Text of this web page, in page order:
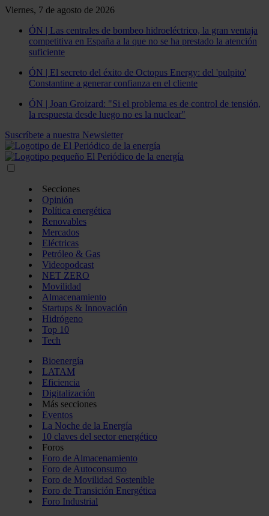
Viernes, 7 de agosto de 2026
ÓN | Las centrales de bombeo hidroeléctrico, la gran ventaja
competitiva en España a la que no se ha prestado la atención
suficiente
ÓN | El secreto del éxito de Octopus Energy: del 'pulpito'
Constantine a generar confianza en el cliente
ÓN | Joan Groizard: "Si el problema es de control de tensión,
la respuesta desde luego no es la nuclear"
Suscríbete a nuestra Newsletter
Secciones
Opinión
Política energética
Renovables
Mercados
Eléctricas
Petróleo & Gas
Videopodcast
NET ZERO
Movilidad
Almacenamiento
Startups & Innovación
Hidrógeno
Top 10
Tech
Bioenergía
LATAM
Eficiencia
Digitalización
Más secciones
Eventos
La Noche de la Energía
10 claves del sector energético
Foros
Foro de Almacenamiento
Foro de Autoconsumo
Foro de Movilidad Sostenible
Foro de Transición Energética
Foro Industrial